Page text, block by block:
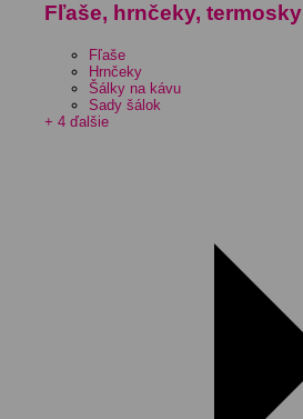
Fľaše, hrnčeky, termosky
Fľaše
Hrnčeky
Šálky na kávu
Sady šálok
+ 4 ďalšie